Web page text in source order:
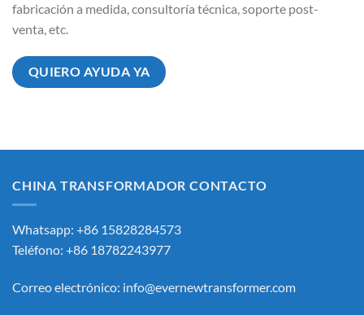
fabricación a medida, consultoría técnica, soporte post-
venta, etc.
QUIERO AYUDA YA
CHINA TRANSFORMADOR CONTACTO
Whatsapp: +86 15828284573
Teléfono: +86 18782243977
Correo electrónico: info@evernewtransformer.com